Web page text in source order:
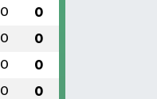
0 0
0 0
0 0
0 0